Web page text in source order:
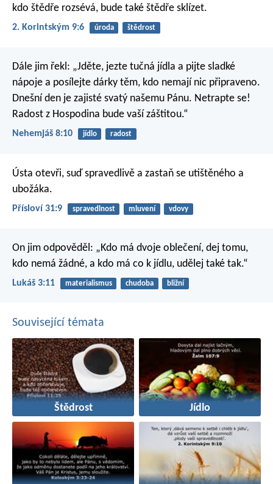
kdo štědře rozsévá, bude také štědře sklízet.
2. Korintským 9:6 úroda štědrost
Dále jim řekl: „Jděte, jezte tučná jídla a pijte sladké
nápoje a posílejte dárky těm, kdo nemají nic připraveno.
Dnešní den je zajisté svatý našemu Pánu. Netrapte se!
Radost z Hospodina bude vaší záštitou.“
Nehemjáš 8:10 jídlo radost
Ústa otevři, suď spravedlivě a zastaň se utištěného a
ubožáka.
Přísloví 31:9 spravedlnost mluvení vdovy
On jim odpověděl: „Kdo má dvoje oblečení, dej tomu,
kdo nemá žádné, a kdo má co k jídlu, udělej také tak.“
Lukáš 3:11 materialismus chudoba bližní
Související témata
Štědrost Jídlo